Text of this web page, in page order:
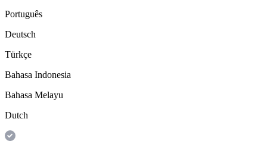
Português
Deutsch
Türkçe
Bahasa Indonesia
Bahasa Melayu
Dutch